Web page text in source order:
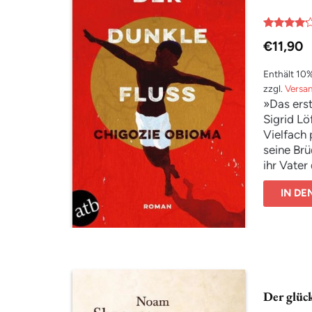
was aus
mit
€11,90
Enthält
zzgl.
»Das
Sigrid
Vielfach
seine
ihr Vater
Verbot,
fangen,
IN
Der